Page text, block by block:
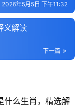
2026年5月5日 下午11:32
义解读
下一篇
什么生肖，精选解